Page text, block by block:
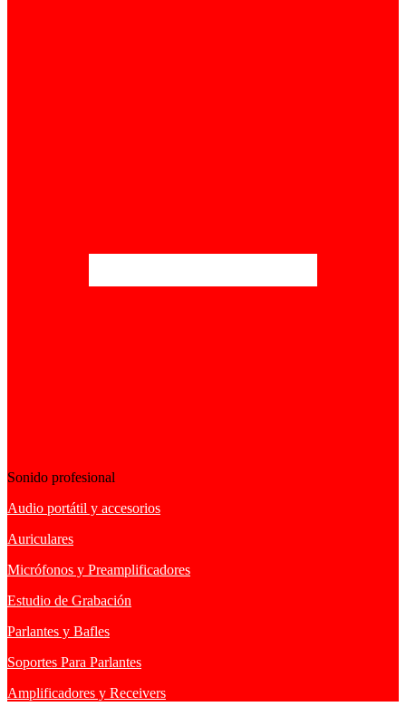
Sonido profesional
Audio portátil y accesorios
Auriculares
Micrófonos y Preamplificadores
Estudio de Grabación
Parlantes y Bafles
Soportes Para Parlantes
Amplificadores y Receivers